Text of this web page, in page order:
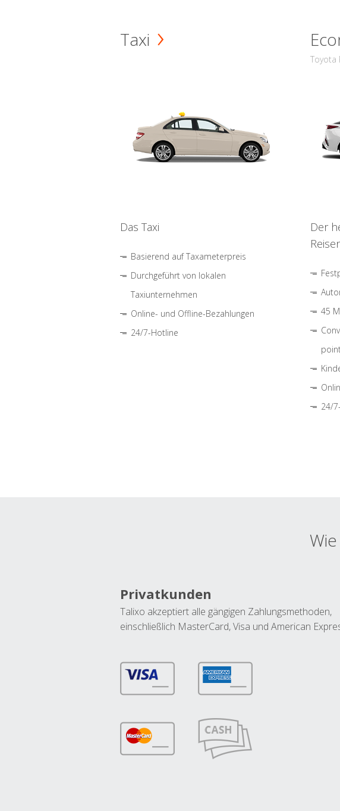
Taxi
Das Taxi
Basierend auf Taxameterpreis
Durchgeführt von lokalen
Taxiunternehmen
Online- und Offline-Bezahlungen
24/7-Hotline
Toyota
Der
45
24/
Privatkunden
Talixo akzeptiert alle gängigen Zahlungsmethoden,
einschließlich MasterCard, Visa und American